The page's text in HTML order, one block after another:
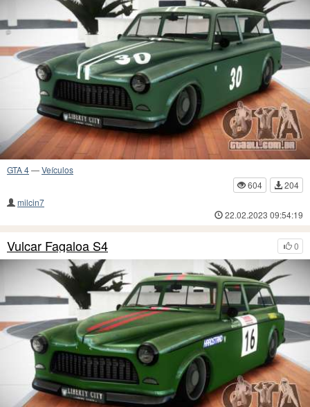
GTA 4—Veículos
604
204
milcin7
22.02.2023 09:54:19
0
Vulcar Fagaloa S4